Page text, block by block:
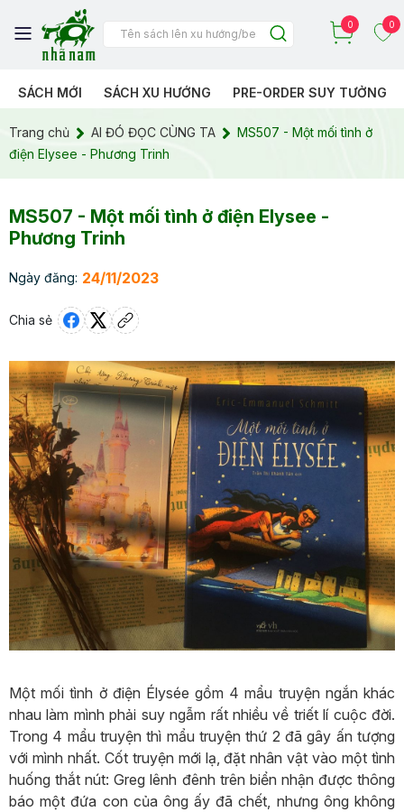
0 0
SÁCH MỚI SÁCH XU HƯỚNG PRE-ORDER SUY TƯỞNG
Trang chủ AI ĐÓ ĐỌC CÙNG TA
MS507 - Một mối tình ở
điện Elysee - Phương Trinh
MS507 - Một mối tình ở điện Elysee -
Phương Trinh
Ngày đăng: 24/11/2023
Chia sẻ
Một mối tình ở điện Élysée gồm 4 mẩu truyện ngắn khác
nhau làm mình phải suy ngẫm rất nhiều về triết lí cuộc đời.
Trong 4 mẩu truyện thì mẩu truyện thứ 2 đã gây ấn tượng
với mình nhất. Cốt truyện mới lạ, đặt nhân vật vào một tình
huống thắt nút: Greg lênh đênh trên biển nhận được thông
báo một đứa con của ông ấy đã chết, nhưng ông không